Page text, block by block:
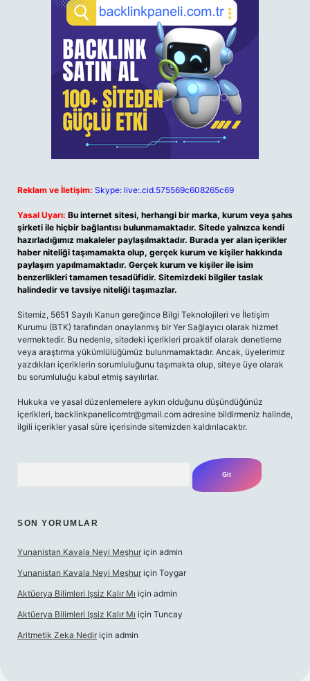
Reklam ve İletişim: Skype: live:.cid.575569c608265c69
Yasal Uyarı: Bu internet sitesi, herhangi bir marka, kurum veya şahıs
şirketi ile hiçbir bağlantısı bulunmamaktadır. Sitede yalnızca kendi
hazırladığımız makaleler paylaşılmaktadır. Burada yer alan içerikler
haber niteliği taşımamakta olup, gerçek kurum ve kişiler hakkında
paylaşım yapılmamaktadır. Gerçek kurum ve kişiler ile isim
benzerlikleri tamamen tesadüfidir. Sitemizdeki bilgiler taslak
halindedir ve tavsiye niteliği taşımazlar.
Sitemiz, 5651 Sayılı Kanun gereğince Bilgi Teknolojileri ve İletişim
Kurumu (BTK) tarafından onaylanmış bir Yer Sağlayıcı olarak hizmet
vermektedir. Bu nedenle, sitedeki içerikleri proaktif olarak denetleme
veya araştırma yükümlülüğümüz bulunmamaktadır. Ancak, üyelerimiz
yazdıkları içeriklerin sorumluluğunu taşımakta olup, siteye üye olarak
bu sorumluluğu kabul etmiş sayılırlar.
Hukuka ve yasal düzenlemelere aykırı olduğunu düşündüğünüz
içerikleri, backlinkpanelicomtr@gmail.com adresine bildirmeniz halinde,
ilgili içerikler yasal süre içerisinde sitemizden kaldırılacaktır.
SON YORUMLAR
Yunanistan Kavala Neyi Meşhur için admin
Yunanistan Kavala Neyi Meşhur için Toygar
Aktüerya Bilimleri Işsiz Kalır Mı için admin
Aktüerya Bilimleri Işsiz Kalır Mı için Tuncay
Aritmetik Zeka Nedir için admin